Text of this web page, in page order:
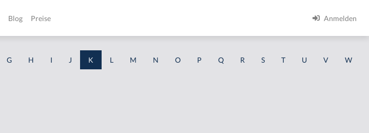
Blog Preise Anmelden
G H I J K L M N O P Q R S T U V W